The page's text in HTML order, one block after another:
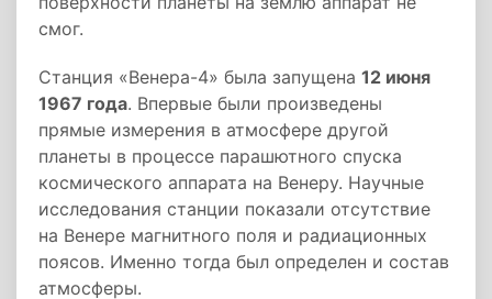
смог.
Станция «Венера-4» была запущена 12 июня
1967 года. Впервые были произведены
прямые измерения в атмосфере другой
планеты в процессе парашютного спуска
космического аппарата на Венеру. Научные
исследования станции показали отсутствие
на Венере магнитного поля и радиационных
поясов. Именно тогда был определен и состав
атмосферы.